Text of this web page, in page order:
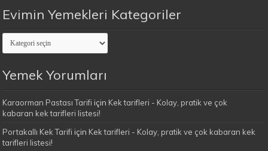
Evimin Yemekleri Kategoriler
Evimin
Yemekleri
Kategoriler
Yemek Yorumları
Karaorman Pastası Tarifi için Kek tarifleri - Kolay, pratik ve çok
kabaran kek tarifleri listesi!
Portakallı Kek Tarifi için Kek tarifleri - Kolay, pratik ve çok kabaran kek
tarifleri listesi!